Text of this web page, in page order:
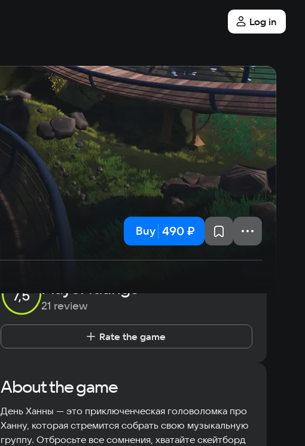
Log in
Buy 490 ₽
7,5 Player ratings
21 review
Rate the game
About the game
День Ханны — это приключенческая головоломка про
Ханну, которая стремится собрать свою музыкальную
группу. Отбросьте все сомнения, хватайте скейтборд